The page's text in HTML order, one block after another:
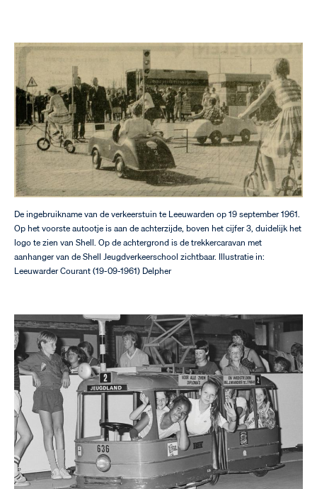
De ingebruikname van de verkeerstuin te Leeuwarden op 19 september 1961.
Op het voorste autootje is aan de achterzijde, boven het cijfer 3, duidelijk het
logo te zien van Shell. Op de achtergrond is de trekkercaravan met
aanhanger van de Shell Jeugdverkeerschool zichtbaar. Illustratie in:
Leeuwarder Courant (19-09-1961) Delpher